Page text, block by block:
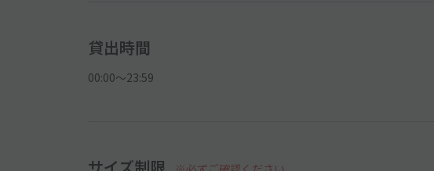
貸出時間
00:00〜23:59